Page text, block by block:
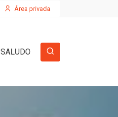
Área privada
SALUDO